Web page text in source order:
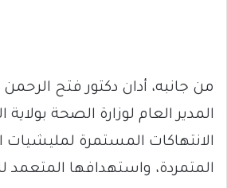
من جانبه، أدان دكتور فتح
المدير العام لوزارة الصحة بولاية
الانتهاكات المستمرة لمليشيات
المتمردة، واستهدافها المتعمد